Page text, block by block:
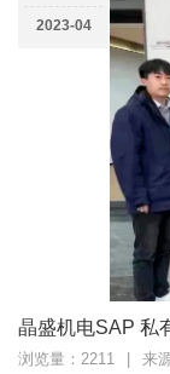
2023-04
晶盛机电SAP 私
浏览量：2211 来